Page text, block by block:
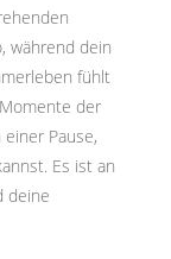
während dein
fühlt
der
Pause,
Es ist an
deine